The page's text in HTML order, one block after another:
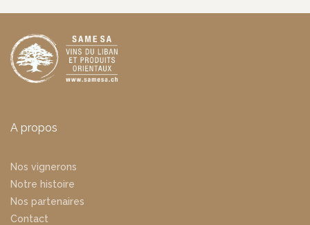
A propos
Nos vignerons
Notre histoire
Nos partenaires
Contact